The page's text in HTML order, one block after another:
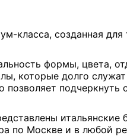
класса, созданная для
формы, цвета,
которые долго
позволяет
итальянские
по Москве и в любой